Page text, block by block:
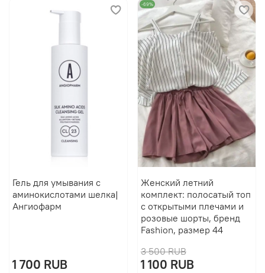
Гель для умывания с
аминокислотами шелка|
Ангиофарм
1 700 RUB
-69%
Женский летний
комплект: полосатый топ
с открытыми плечами и
розовые шорты, бренд
Fashion, размер 44
3 500 RUB
1 100 RUB